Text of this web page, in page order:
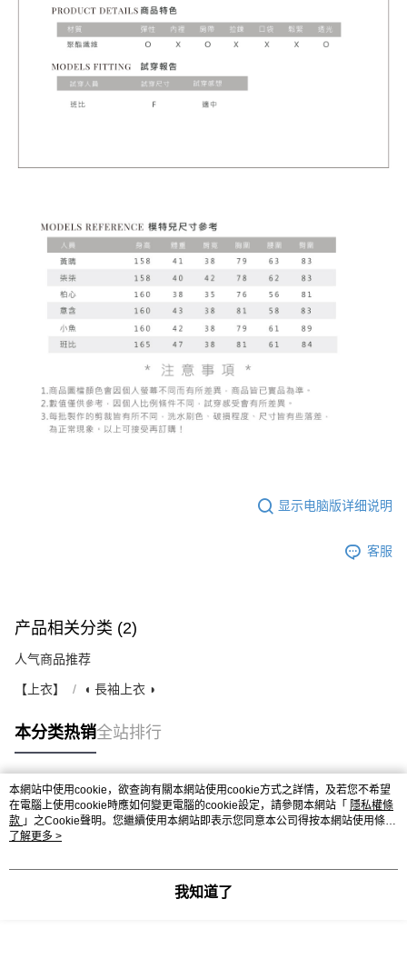
显示电脑版详细说明
客服
产品相关分类 (2)
人气商品推荐
【上衣】 ◖ 長袖上衣 ◗
本分类热销全站排行
热门标签
本網站中使用cookie，欲查詢有關本網站使用cookie方式之詳情，及若您不希望
在電腦上使用cookie時應如何變更電腦的cookie設定，請參閱本網站「 隱私權條
款 」之Cookie聲明。您繼續使用本網站即表示您同意本公司得按本網站使用條款
之Cookie聲明使用cookie。
了解更多 >
我知道了